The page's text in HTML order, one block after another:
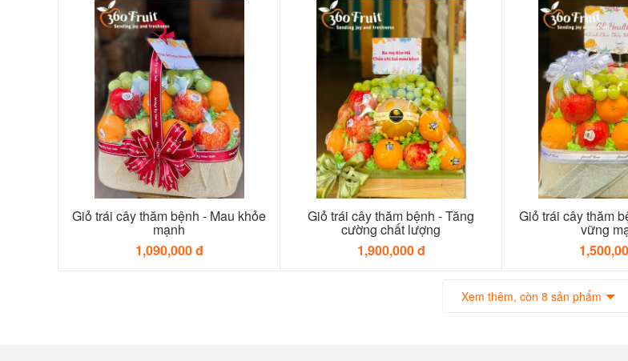
Giỏ trái cây thăm bệnh - Mau khỏe
mạnh
1,090,000 đ
Giỏ trái cây thăm bệnh - Tăng
cường chất lượng
1,900,000 đ
Giỏ trái cây thăm
vững
Xem thêm, còn 8 sản phẩm